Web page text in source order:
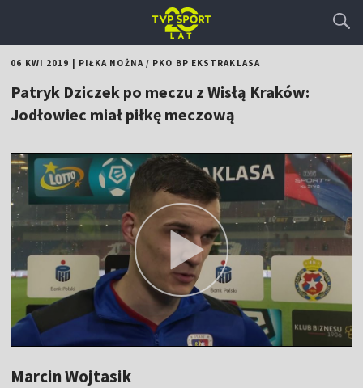
06 KWI 2019 PIŁKA NOŻNA/ PKO BP EKSTRAKLASA
Patryk Dziczek po meczu z Wisłą Kraków:
Jodłowiec miał piłkę meczową
Marcin Wojtasik